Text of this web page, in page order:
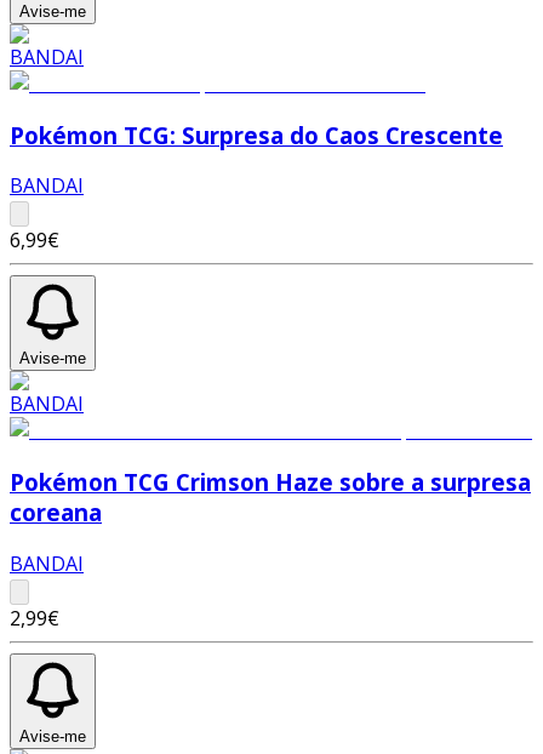
Avise-me
Pokémon TCG: Surpresa do Caos Crescente
BANDAI
6,99€
Avise-me
Pokémon TCG Crimson Haze sobre a surpresa
coreana
BANDAI
2,99€
Avise-me